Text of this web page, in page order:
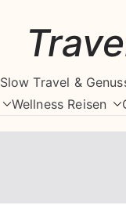
Slow Travel &
Wellness Reisen